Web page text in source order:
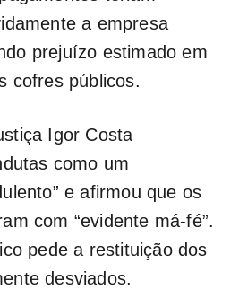
a empresa
prejuízo estimado em
cofres públicos.
Igor Costa
como um
e afirmou que os
com “evidente má-fé”.
pede a restituição dos
desviados.